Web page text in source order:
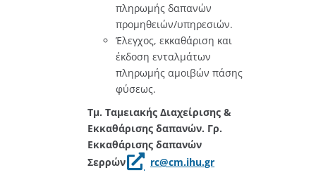
πληρωμής δαπανών
προμηθειών/υπηρεσιών.
Έλεγχος, εκκαθάριση και
έκδοση ενταλμάτων
πληρωμής αμοιβών πάσης
φύσεως.
Τμ. Ταμειακής Διαχείρισης &
Εκκαθάρισης δαπανών. Γρ.
Εκκαθάρισης δαπανών
Σερρών
rc@cm.ihu.gr